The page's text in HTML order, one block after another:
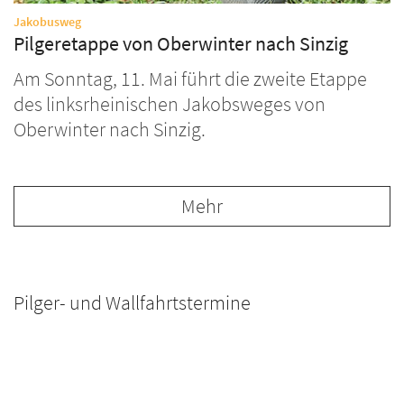
Jakobusweg:
Pilgeretappe von Oberwinter nach Sinzig
Am Sonntag, 11. Mai führt die zweite Etappe
des linksrheinischen Jakobsweges von
Oberwinter nach Sinzig.
Mehr
Pilger- und Wallfahrtstermine